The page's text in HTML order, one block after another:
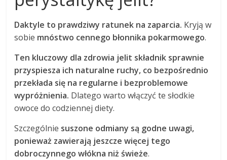
Daktyle to prawdziwy ratunek na zaparcia. Kryją w
sobie mnóstwo cennego błonnika pokarmowego.
Ten kluczowy dla zdrowia jelit składnik sprawnie
przyspiesza ich naturalne ruchy, co bezpośrednio
przekłada się na regularne i bezproblemowe
wypróżnienia. Dlatego warto włączyć te słodkie
owoce do codziennej diety.
Szczególnie suszone odmiany są godne uwagi,
ponieważ zawierają jeszcze więcej tego
dobroczynnego włókna niż świeże.